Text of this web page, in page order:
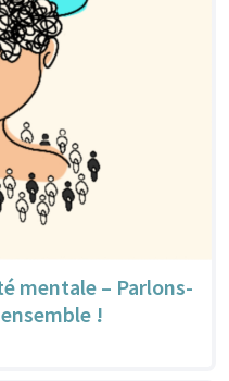
mentale – Parlons-
!